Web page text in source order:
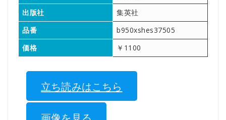
出版社
集英社
品番
b950xshes37505
価格
￥1100
立ち読みはこちら